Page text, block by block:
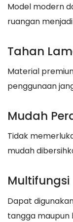
Model modern
ruangan
Tahan
Material
penggunaan
Mudah
Tidak
mudah
Multifungsi
Dapat
tangga maupun